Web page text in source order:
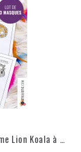
Lot 3 Masques enfant Carnaval Hippopotame Lion Koala à imprimer et colorier